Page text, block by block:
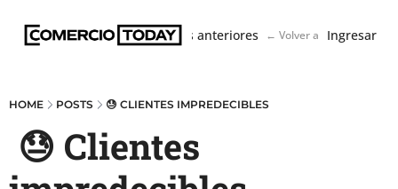
Boletín Ediciones anteriores ← Volver a Ingresar
HOME POSTS 😓 CLIENTES IMPREDECIBLES